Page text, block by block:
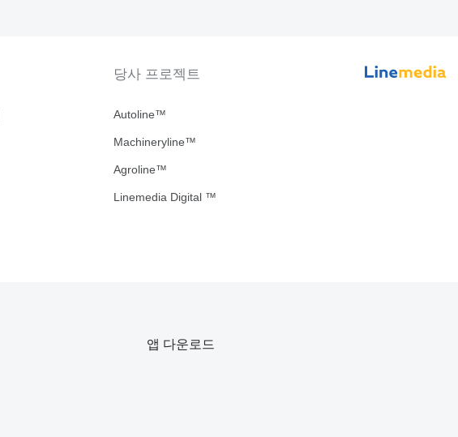
당사 프로젝트
Autoline™
Machineryline™
Agroline™
Linemedia Digital ™
앱 다운로드